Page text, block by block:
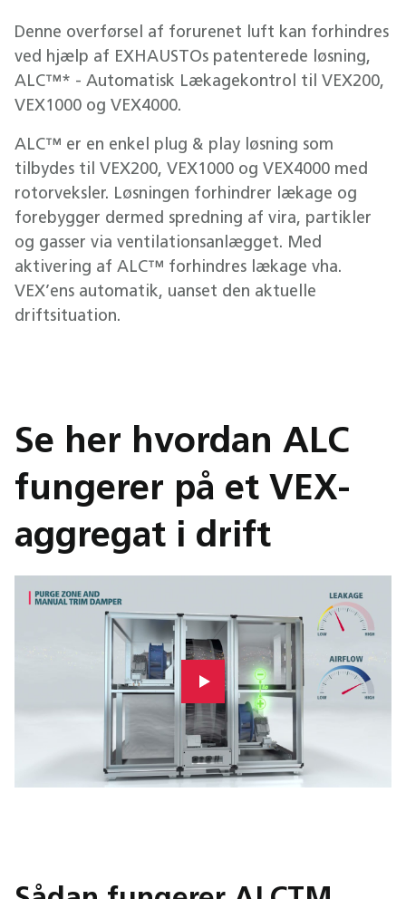
Denne overførsel af forurenet luft kan forhindres
ved hjælp af EXHAUSTOs patenterede løsning,
ALC™* - Automatisk Lækagekontrol til VEX200,
VEX1000 og VEX4000.
ALC™ er en enkel plug & play løsning som
tilbydes til VEX200, VEX1000 og VEX4000 med
rotorveksler. Løsningen forhindrer lækage og
forebygger dermed spredning af vira, partikler
og gasser via ventilationsanlægget. Med
aktivering af ALC™ forhindres lækage vha.
VEX’ens automatik, uanset den aktuelle
driftsituation.
Se her hvordan ALC
fungerer på et VEX-
aggregat i drift